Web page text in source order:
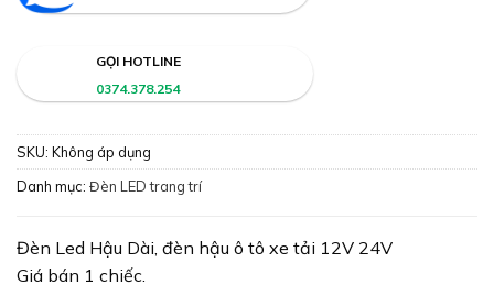
GỌI HOTLINE
0374.378.254
SKU: Không áp dụng
Danh mục: Đèn LED trang trí
Đèn Led Hậu Dài, đèn hậu ô tô xe tải 12V 24V
Giá bán 1 chiếc.